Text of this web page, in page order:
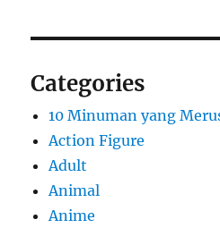
Categories
10 Minuman yang
Action Figure
Adult
Animal
Anime